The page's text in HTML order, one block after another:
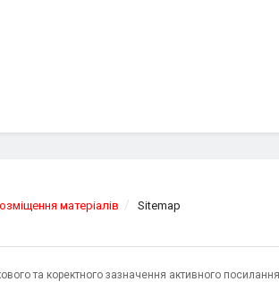
матеріалів Sitemap
та коректного зазначення активного